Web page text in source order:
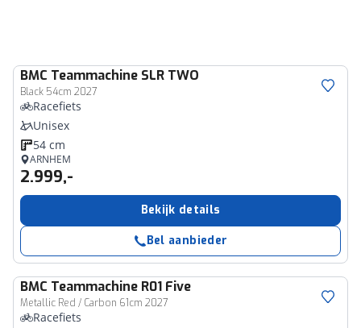
BMC Teammachine SLR TWO
Black 54cm 2027
Racefiets
Unisex
54 cm
ARNHEM
2.999,-
Bekijk details
Bel aanbieder
BMC Teammachine R01 Five
Metallic Red / Carbon 61cm 2027
Racefiets